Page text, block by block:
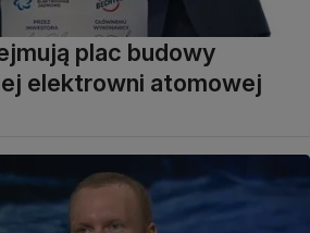
plac budowy
elektrowni atomowej